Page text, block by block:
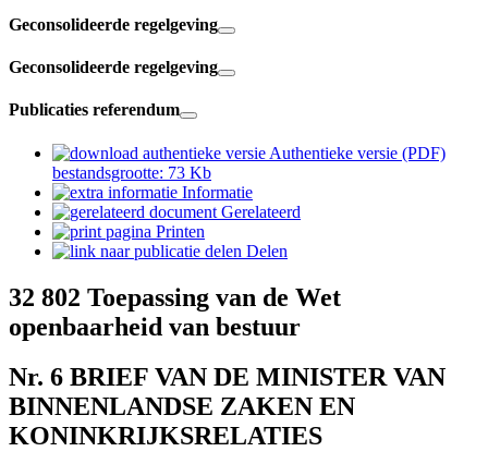
Geconsolideerde regelgeving
Geconsolideerde regelgeving
Publicaties referendum
Authentieke versie (PDF)
bestandsgrootte: 73 Kb
Informatie
Gerelateerd
Printen
Delen
32 802 Toepassing van de Wet
openbaarheid van bestuur
Nr. 6 BRIEF VAN DE MINISTER VAN
BINNENLANDSE ZAKEN EN
KONINKRIJKSRELATIES